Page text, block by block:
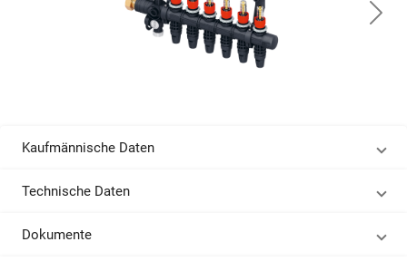
Kaufmännische Daten
Technische Daten
Dokumente